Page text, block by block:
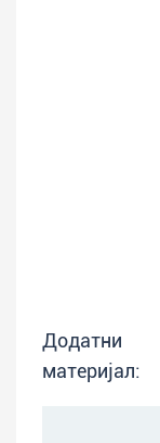
Додатни
материјал: